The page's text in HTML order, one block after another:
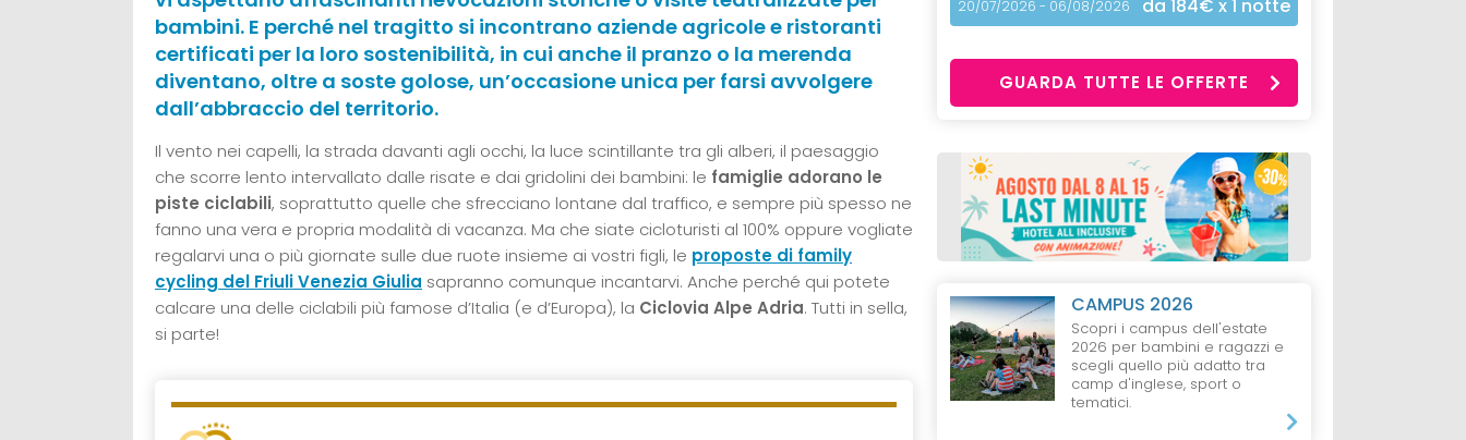
bambini. E perché nel tragitto si incontrano aziende agricole e ristoranti
certificati per la loro sostenibilità, in cui anche il pranzo o la merenda
diventano, oltre a soste golose, un’occasione unica per farsi avvolgere
dall’abbraccio del territorio.
Il vento nei capelli, la strada davanti agli occhi, la luce scintillante tra gli alberi, il paesaggio
che scorre lento intervallato dalle risate e dai gridolini dei bambini: le famiglie adorano le
piste ciclabili, soprattutto quelle che sfrecciano lontane dal traffico, e sempre più spesso ne
fanno una vera e propria modalità di vacanza. Ma che siate cicloturisti al 100% oppure vogliate
regalarvi una o più giornate sulle due ruote insieme ai vostri figli, le proposte di family
cycling del Friuli Venezia Giulia sapranno comunque incantarvi. Anche perché qui potete
calcare una delle ciclabili più famose d’Italia (e d’Europa), la Ciclovia Alpe Adria. Tutti in sella,
si parte!
20/07/2026 - 06/08/2026 da 184€ x 1 notte
GUARDA TUTTE LE OFFERTE
CAMPUS 2026
Scopri i campus dell'estate
2026 per bambini e ragazzi e
scegli quello più adatto tra
camp d'inglese, sport o
tematici.